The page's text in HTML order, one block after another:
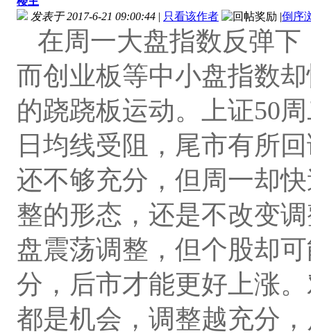
发表于 2017-6-21 09:00:44 | 只看该作者 |倒序
在周一大盘指数反弹下
而创业板等中小盘指数
的跷跷板运动。上证50
日均线受阻，尾市有所
还不够充分，但周一却
整的形态，还是不改变
盘震荡调整，但个股却
分，后市才能更好上涨
都是机会，调整越充分